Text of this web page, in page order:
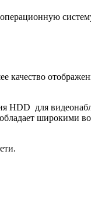
качество
HDD для
широкими